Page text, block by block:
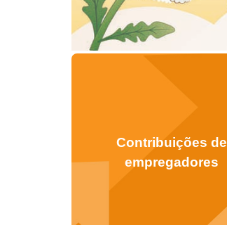
Contribuições de
empregadores